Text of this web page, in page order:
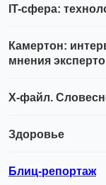
IT-сфера:
Камертон:
мнения
Х-файл.
Здоровье
Блиц-репортаж